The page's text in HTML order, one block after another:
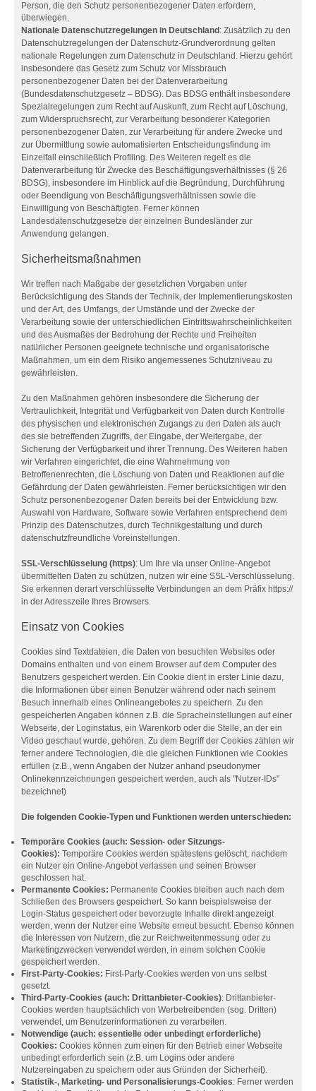
Person, die den Schutz personenbezogener Daten erfordern,
überwiegen.
Nationale Datenschutzregelungen in Deutschland : Zusätzlich zu den
Datenschutzregelungen der Datenschutz-Grundverordnung gelten
nationale Regelungen zum Datenschutz in Deutschland. Hierzu gehört
insbesondere das Gesetz zum Schutz vor Missbrauch
personenbezogener Daten bei der Datenverarbeitung
(Bundesdatenschutzgesetz – BDSG). Das BDSG enthält insbesondere
Spezialregelungen zum Recht auf Auskunft, zum Recht auf Löschung,
zum Widerspruchsrecht, zur Verarbeitung besonderer Kategorien
personenbezogener Daten, zur Verarbeitung für andere Zwecke und
zur Übermittlung sowie automatisierten Entscheidungsfindung im
Einzelfall einschließlich Profiling. Des Weiteren regelt es die
Datenverarbeitung für Zwecke des Beschäftigungsverhältnisses (§ 26
BDSG), insbesondere im Hinblick auf die Begründung, Durchführung
oder Beendigung von Beschäftigungsverhältnissen sowie die
Einwilligung von Beschäftigten. Ferner können
Landesdatenschutzgesetze der einzelnen Bundesländer zur
Anwendung gelangen.
Sicherheitsmaßnahmen
Wir treffen nach Maßgabe der gesetzlichen Vorgaben unter
Berücksichtigung des Stands der Technik, der Implementierungskosten
und der Art, des Umfangs, der Umstände und der Zwecke der
Verarbeitung sowie der unterschiedlichen Eintrittswahrscheinlichkeiten
und des Ausmaßes der Bedrohung der Rechte und Freiheiten
natürlicher Personen geeignete technische und organisatorische
Maßnahmen, um ein dem Risiko angemessenes Schutzniveau zu
gewährleisten.
Zu den Maßnahmen gehören insbesondere die Sicherung der
Vertraulichkeit, Integrität und Verfügbarkeit von Daten durch Kontrolle
des physischen und elektronischen Zugangs zu den Daten als auch
des sie betreffenden Zugriffs, der Eingabe, der Weitergabe, der
Sicherung der Verfügbarkeit und ihrer Trennung. Des Weiteren haben
wir Verfahren eingerichtet, die eine Wahrnehmung von
Betroffenenrechten, die Löschung von Daten und Reaktionen auf die
Gefährdung der Daten gewährleisten. Ferner berücksichtigen wir den
Schutz personenbezogener Daten bereits bei der Entwicklung bzw.
Auswahl von Hardware, Software sowie Verfahren entsprechend dem
Prinzip des Datenschutzes, durch Technikgestaltung und durch
datenschutzfreundliche Voreinstellungen.
SSL-Verschlüsselung (https): Um Ihre via unser Online-Angebot
übermittelten Daten zu schützen, nutzen wir eine SSL-Verschlüsselung.
Sie erkennen derart verschlüsselte Verbindungen an dem Präfix https://
in der Adresszeile Ihres Browsers.
Einsatz von Cookies
Cookies sind Textdateien, die Daten von besuchten Websites oder
Domains enthalten und von einem Browser auf dem Computer des
Benutzers gespeichert werden. Ein Cookie dient in erster Linie dazu,
die Informationen über einen Benutzer während oder nach seinem
Besuch innerhalb eines Onlineangebotes zu speichern. Zu den
gespeicherten Angaben können z.B. die Spracheinstellungen auf einer
Webseite, der Loginstatus, ein Warenkorb oder die Stelle, an der ein
Video geschaut wurde, gehören. Zu dem Begriff der Cookies zählen wir
ferner andere Technologien, die die gleichen Funktionen wie Cookies
erfüllen (z.B., wenn Angaben der Nutzer anhand pseudonymer
Onlinekennzeichnungen gespeichert werden, auch als "Nutzer-IDs"
bezeichnet)
Die folgenden Cookie-Typen und Funktionen werden unterschieden:
Temporäre Cookies (auch: Session- oder Sitzungs-
Cookies): Temporäre Cookies werden spätestens gelöscht, nachdem
ein Nutzer ein Online-Angebot verlassen und seinen Browser
geschlossen hat.
Permanente Cookies: Permanente Cookies bleiben auch nach dem
Schließen des Browsers gespeichert. So kann beispielsweise der
Login-Status gespeichert oder bevorzugte Inhalte direkt angezeigt
werden, wenn der Nutzer eine Website erneut besucht. Ebenso können
die Interessen von Nutzern, die zur Reichweitenmessung oder zu
Marketingzwecken verwendet werden, in einem solchen Cookie
gespeichert werden.
First-Party-Cookies: First-Party-Cookies werden von uns selbst
gesetzt.
Third-Party-Cookies (auch: Drittanbieter-Cookies): Drittanbieter-
Cookies werden hauptsächlich von Werbetreibenden (sog. Dritten)
verwendet, um Benutzerinformationen zu verarbeiten.
Notwendige (auch: essentielle oder unbedingt erforderliche)
Cookies: Cookies können zum einen für den Betrieb einer Webseite
unbedingt erforderlich sein (z.B. um Logins oder andere
Nutzereingaben zu speichern oder aus Gründen der Sicherheit).
Statistik-, Marketing- und Personalisierungs-Cookies: Ferner werden